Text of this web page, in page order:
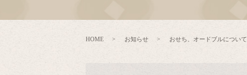
HOME お知らせ おせち、オードブルについて